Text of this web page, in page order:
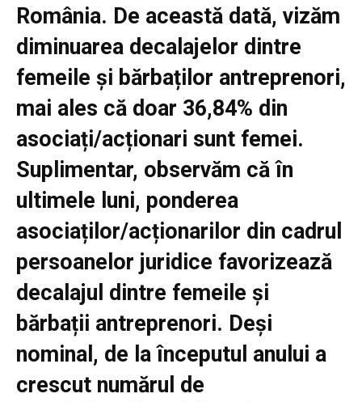
România. De această dată, vizăm
diminuarea decalajelor dintre
femeile și bărbaților antreprenori,
mai ales că doar 36,84% din
asociați/acționari sunt femei.
Suplimentar, observăm că în
ultimele luni, ponderea
asociaților/acționarilor din cadrul
persoanelor juridice favorizează
decalajul dintre femeile și
bărbații antreprenori. Deși
nominal, de la începutul anului a
crescut numărul de